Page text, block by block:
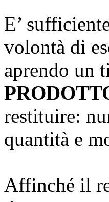
E’
volontà di
aprendo un
restituire:
quantità e
Affinché il